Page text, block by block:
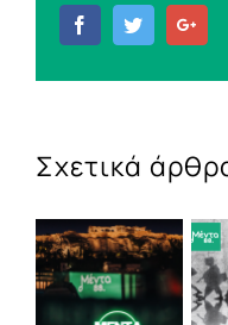
FacebookTwitter
Σχετικά